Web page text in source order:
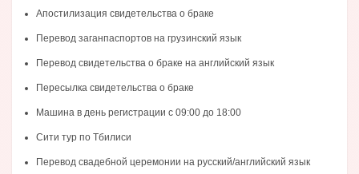
Апостилизация свидетельства о браке
Перевод заганпаспортов на грузинский язык
Перевод свидетельства о браке на английский язык
Пересылка свидетельства о браке
Машина в день регистрации с 09:00 до 18:00
Сити тур по Тбилиси
Перевод свадебной церемонии на русский/английский язык